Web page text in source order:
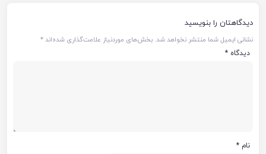
دیدگاهتان را بنویسید
نشانی ایمیل شما منتشر نخواهد شد. بخش‌های موردنیاز علامت‌گذاری شده‌اند*
دیدگاه *
نام *